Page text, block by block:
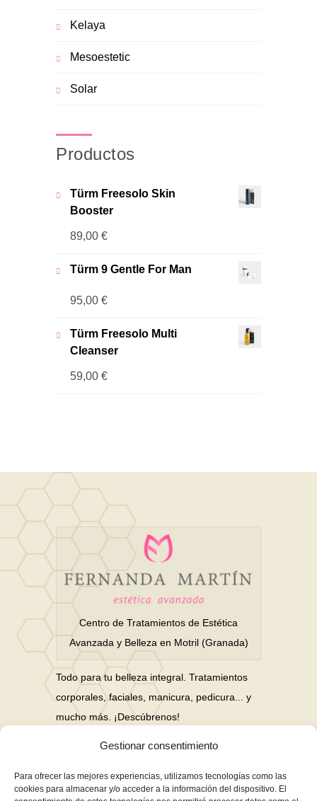
Gestionar consentimiento
Para ofrecer las mejores experiencias, utilizamos tecnologías como las
cookies para almacenar y/o acceder a la información del dispositivo. El
Kelaya
Mesoestetic
Solar
Productos
Türm Freesolo Skin
Booster
89,00 €
Türm 9 Gentle For Man
95,00 €
Türm Freesolo Multi
Cleanser
59,00 €
Centro de Tratamientos de Estética
Avanzada y Belleza en Motril (Granada)
Todo para tu belleza integral. Tratamientos
corporales, faciales, manicura, pedicura... y
mucho más. ¡Descúbrenos!
Nuestras Redes Sociales